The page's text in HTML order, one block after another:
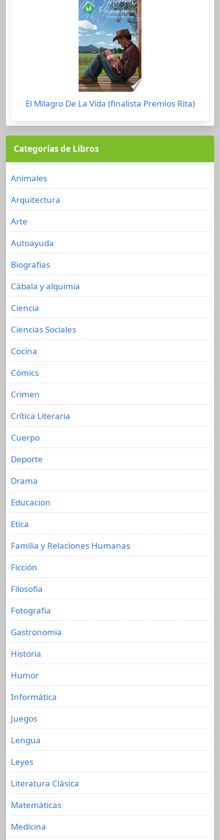
El Milagro De La Vida (finalista Premios Rita)
Categorías de Libros
Animales
Arquitectura
Arte
Autoayuda
Biografias
Cábala y alquimia
Ciencia
Ciencias Sociales
Cocina
Cómics
Crimen
Crítica Literaria
Cuerpo
Deporte
Drama
Educacion
Etica
Familia y Relaciones Humanas
Ficción
Filosofia
Fotografia
Gastronomia
Historia
Humor
Informática
Juegos
Lengua
Leyes
Literatura Clásica
Matemáticas
Medicina